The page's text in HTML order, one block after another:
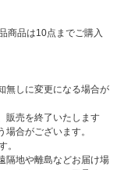
ンライントークをしな
できます。
ト」です。イベント開
場合がございます。
ます。
てご案内いたします。
商品は10点までご購入
無しに変更になる場合が
販売を終了いたします
合がございます。
。
隔地や離島などお届け場